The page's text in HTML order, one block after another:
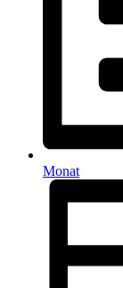
Monat